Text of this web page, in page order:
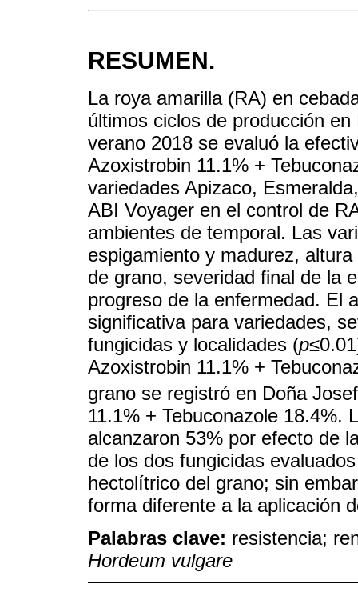
RESUMEN.
La roya amarilla (RA) en
últimos ciclos de producción
verano 2018 se evaluó la
Azoxistrobin 11.1% +
variedades Apizaco,
ABI Voyager en el control de
ambientes de temporal. Las
espigamiento y madurez,
de grano, severidad final de la
progreso de la enfermedad. El
significativa para variedades,
fungicidas y localidades (p≤
Azoxistrobin 11.1% +
grano se registró en Doña
11.1% + Tebuconazole 18.4%.
alcanzaron 53% por efecto de
de los dos fungicidas
hectolítrico del grano; sin
forma diferente a la aplicación
Palabras clave: resistencia;
Hordeum vulgare